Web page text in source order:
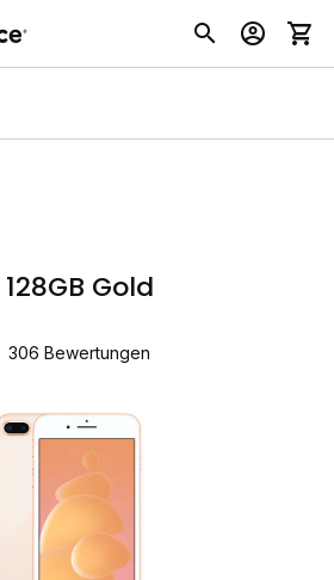
Gold
306 Bewertungen